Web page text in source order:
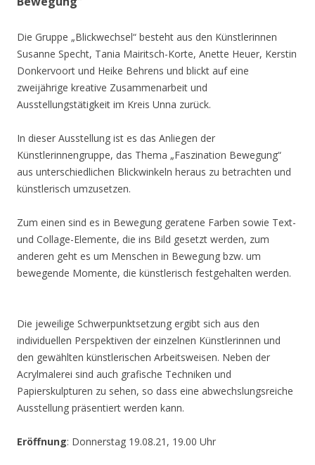
Die Gruppe „Blickwechsel“ besteht aus den Künstlerinnen
Susanne Specht, Tania Mairitsch-Korte, Anette Heuer, Kerstin
Donkervoort und Heike Behrens und blickt auf eine
zweijährige kreative Zusammenarbeit und
Ausstellungstätigkeit im Kreis Unna zurück.
In dieser Ausstellung ist es das Anliegen der
Künstlerinnengruppe, das Thema „Faszination Bewegung“
aus unterschiedlichen Blickwinkeln heraus zu betrachten und
künstlerisch umzusetzen.
Zum einen sind es in Bewegung geratene Farben sowie Text-
und Collage-Elemente, die ins Bild gesetzt werden, zum
anderen geht es um Menschen in Bewegung bzw. um
bewegende Momente, die künstlerisch festgehalten werden.
Die jeweilige Schwerpunktsetzung ergibt sich aus den
individuellen Perspektiven der einzelnen Künstlerinnen und
den gewählten künstlerischen Arbeitsweisen. Neben der
Acrylmalerei sind auch grafische Techniken und
Papierskulpturen zu sehen, so dass eine abwechslungsreiche
Ausstellung präsentiert werden kann.
Eröffnung: Donnerstag 19.08.21, 19.00 Uhr